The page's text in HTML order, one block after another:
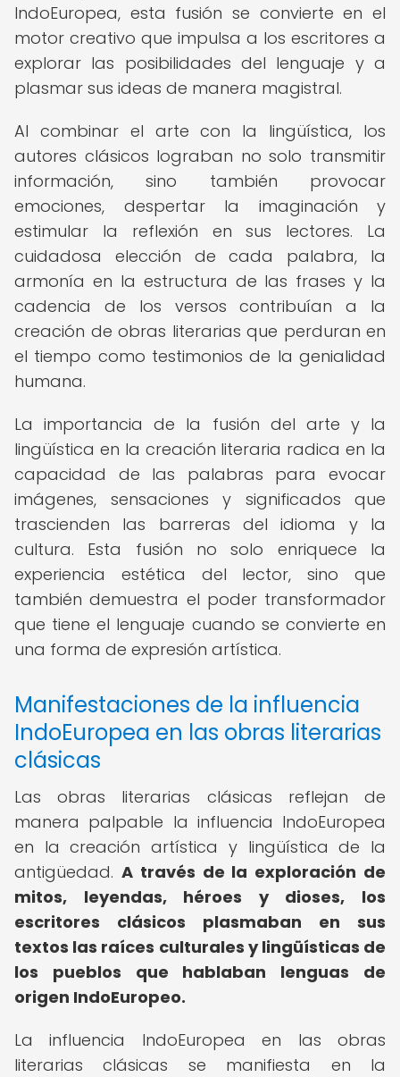
IndoEuropea, esta fusión se convierte en el
motor creativo que impulsa a los escritores a
explorar las posibilidades del lenguaje y a
plasmar sus ideas de manera magistral.
Al combinar el arte con la lingüística, los
autores clásicos lograban no solo transmitir
información, sino también provocar
emociones, despertar la imaginación y
estimular la reflexión en sus lectores. La
cuidadosa elección de cada palabra, la
armonía en la estructura de las frases y la
cadencia de los versos contribuían a la
creación de obras literarias que perduran en
el tiempo como testimonios de la genialidad
humana.
La importancia de la fusión del arte y la
lingüística en la creación literaria radica en la
capacidad de las palabras para evocar
imágenes, sensaciones y significados que
trascienden las barreras del idioma y la
cultura. Esta fusión no solo enriquece la
experiencia estética del lector, sino que
también demuestra el poder transformador
que tiene el lenguaje cuando se convierte en
una forma de expresión artística.
Manifestaciones de la influencia
IndoEuropea en las obras literarias
clásicas
Las obras literarias clásicas reflejan de
manera palpable la influencia IndoEuropea
en la creación artística y lingüística de la
antigüedad. A través de la exploración de
mitos, leyendas, héroes y dioses, los
escritores clásicos plasmaban en sus
textos las raíces culturales y lingüísticas de
los pueblos que hablaban lenguas de
origen IndoEuropeo.
La influencia IndoEuropea en las obras
literarias clásicas se manifiesta en la